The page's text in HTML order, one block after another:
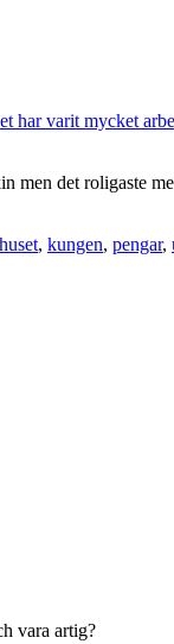
har varit mycket
det roligaste
, kungen, pengar,
vara artig?